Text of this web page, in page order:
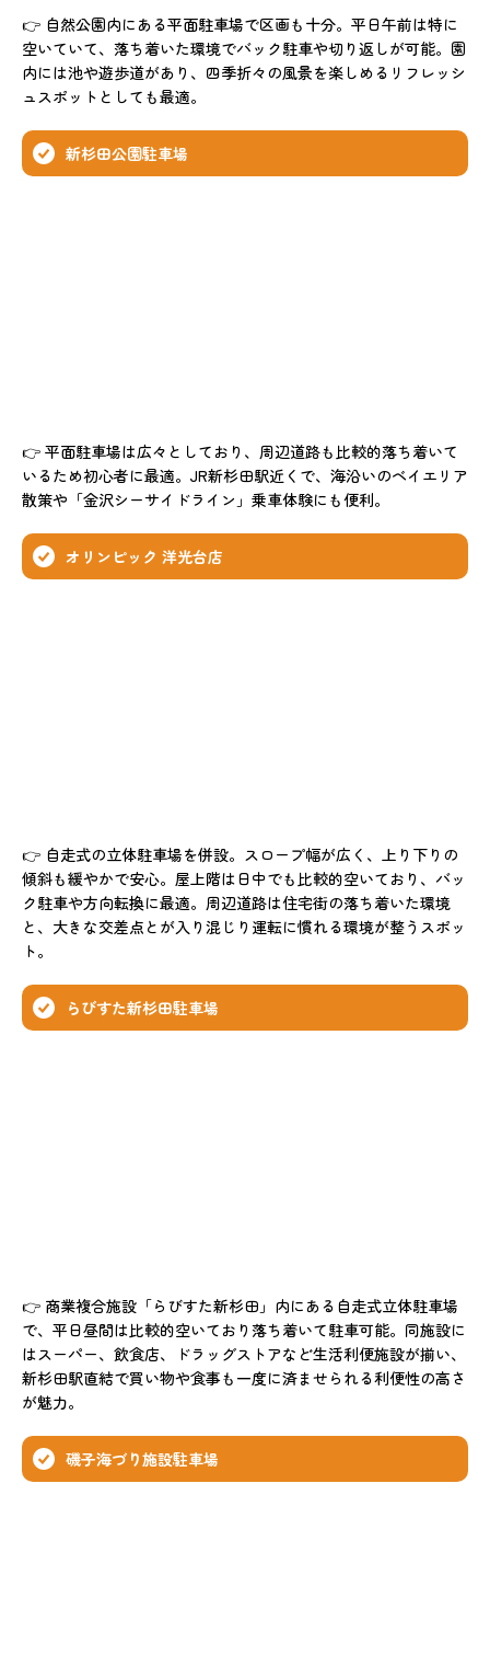
👉 自然公園内にある平面駐車場で区画も十分。平日午前は特に
空いていて、落ち着いた環境でバック駐車や切り返しが可能。園
内には池や遊歩道があり、四季折々の風景を楽しめるリフレッシ
ュスポットとしても最適。
新杉田公園駐車場
👉 平面駐車場は広々としており、周辺道路も比較的落ち着いて
いるため初心者に最適。JR新杉田駅近くで、海沿いのベイエリア
散策や「金沢シーサイドライン」乗車体験にも便利。
オリンピック 洋光台店
👉 自走式の立体駐車場を併設。スロープ幅が広く、上り下りの
傾斜も緩やかで安心。屋上階は日中でも比較的空いており、バッ
ク駐車や方向転換に最適。周辺道路は住宅街の落ち着いた環境
と、大きな交差点とが入り混じり運転に慣れる環境が整うスポッ
ト。
らびすた新杉田駐車場
👉 商業複合施設「らびすた新杉田」内にある自走式立体駐車場
で、平日昼間は比較的空いており落ち着いて駐車可能。同施設に
はスーパー、飲食店、ドラッグストアなど生活利便施設が揃い、
新杉田駅直結で買い物や食事も一度に済ませられる利便性の高さ
が魅力。
磯子海づり施設駐車場